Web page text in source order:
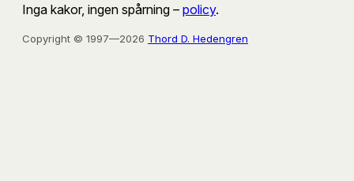
Inga kakor, ingen spårning – policy.
Copyright © 1997—2026 Thord D. Hedengren